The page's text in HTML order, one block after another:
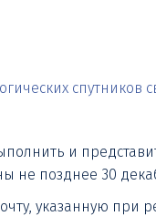
спутников
и
не позднее 30
указанную при